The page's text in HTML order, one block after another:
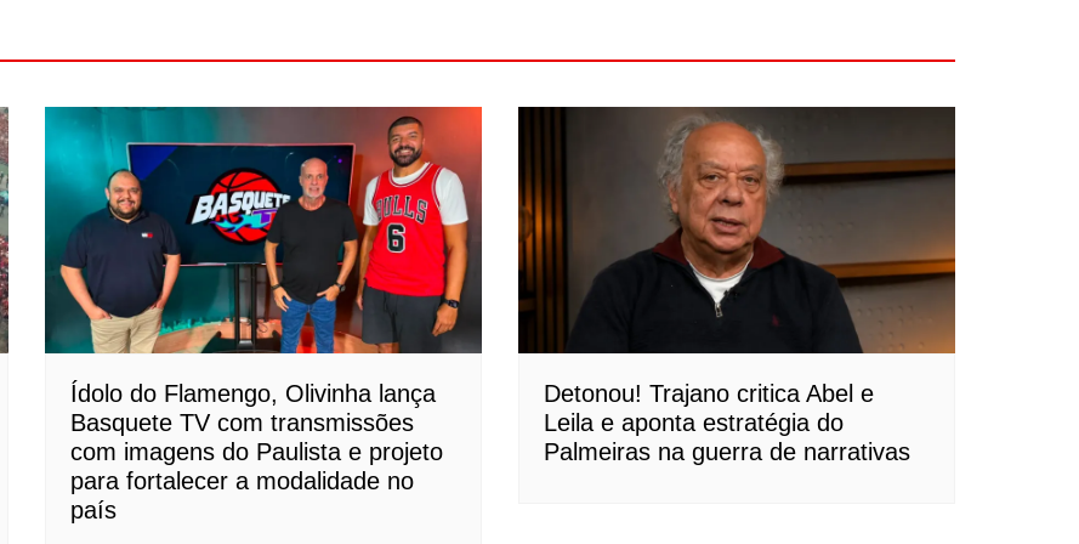
Ídolo do Flamengo, Olivinha lança
Basquete TV com transmissões
com imagens do Paulista e projeto
para fortalecer a modalidade no
país
Detonou! Trajano critica Abel e
Leila e aponta estratégia do
Palmeiras na guerra de narrativas